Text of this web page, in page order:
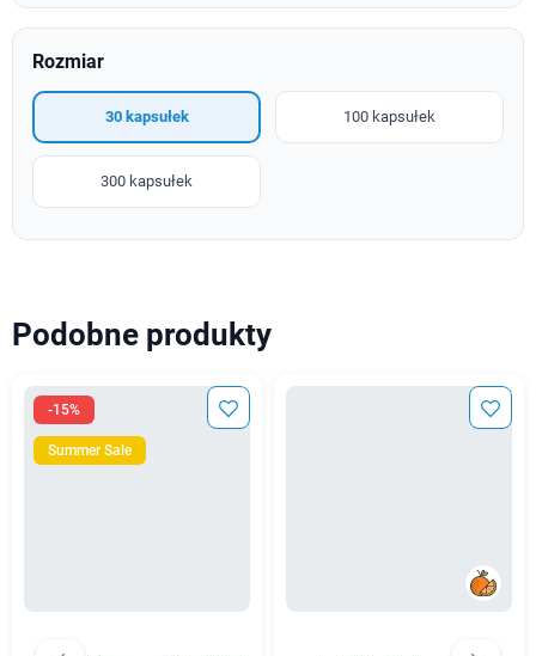
Rozmiar
30 kapsułek 100 kapsułek
300 kapsułek
Podobne produkty
-15%
Summer Sale